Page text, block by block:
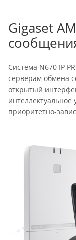
Gigaset
Система N670 IP
серверам обмена
открытый
приоритетно-